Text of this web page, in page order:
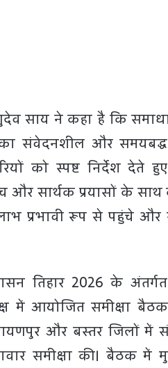
साय ने कहा है कि
संवेदनशील और समयबद्ध
को स्पष्ट निर्देश देते
और सार्थक प्रयासों के साथ
प्रभावी रूप से पहुंचे और
तिहार 2026 के
में आयोजित समीक्षा
और बस्तर जिलों
समीक्षा की। बैठक में